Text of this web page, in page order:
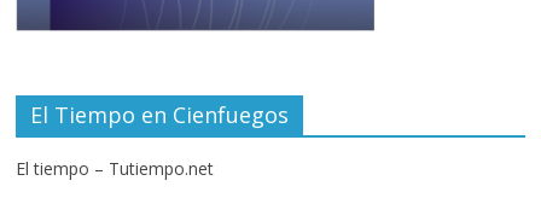
El Tiempo en Cienfuegos
El tiempo – Tutiempo.net